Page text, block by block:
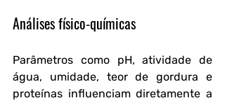
Análises físico-químicas
Parâmetros como pH, atividade de
água, umidade, teor de gordura e
proteínas influenciam diretamente a